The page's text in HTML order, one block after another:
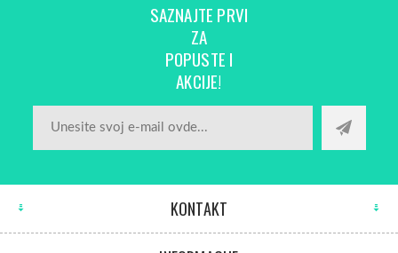
SAZNAJTE PRVI
ZA
POPUSTE I
AKCIJE!
KONTAKT